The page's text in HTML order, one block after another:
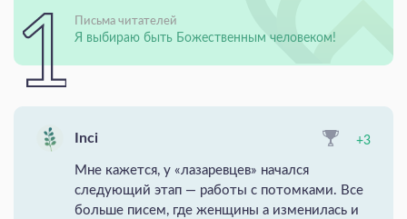
Письма читателей
Я выбираю быть Божественным человеком!
Inci +3
Мне кажется, у «лазаревцев» начался
следующий этап — работы с потомками. Все
больше писем, где женщины а изменилась и